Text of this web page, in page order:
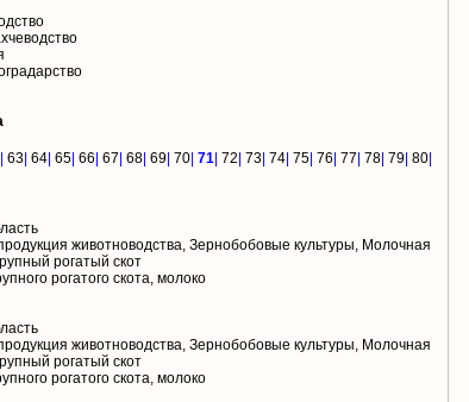
63 64 65 66 67 68 69 70 71 72 73 74 75 76 77 78 79 80
животноводства, Зернобобовые культуры, Молочная
рогатый скот
рогатого скота, молоко
животноводства, Зернобобовые культуры, Молочная
рогатый скот
рогатого скота, молоко